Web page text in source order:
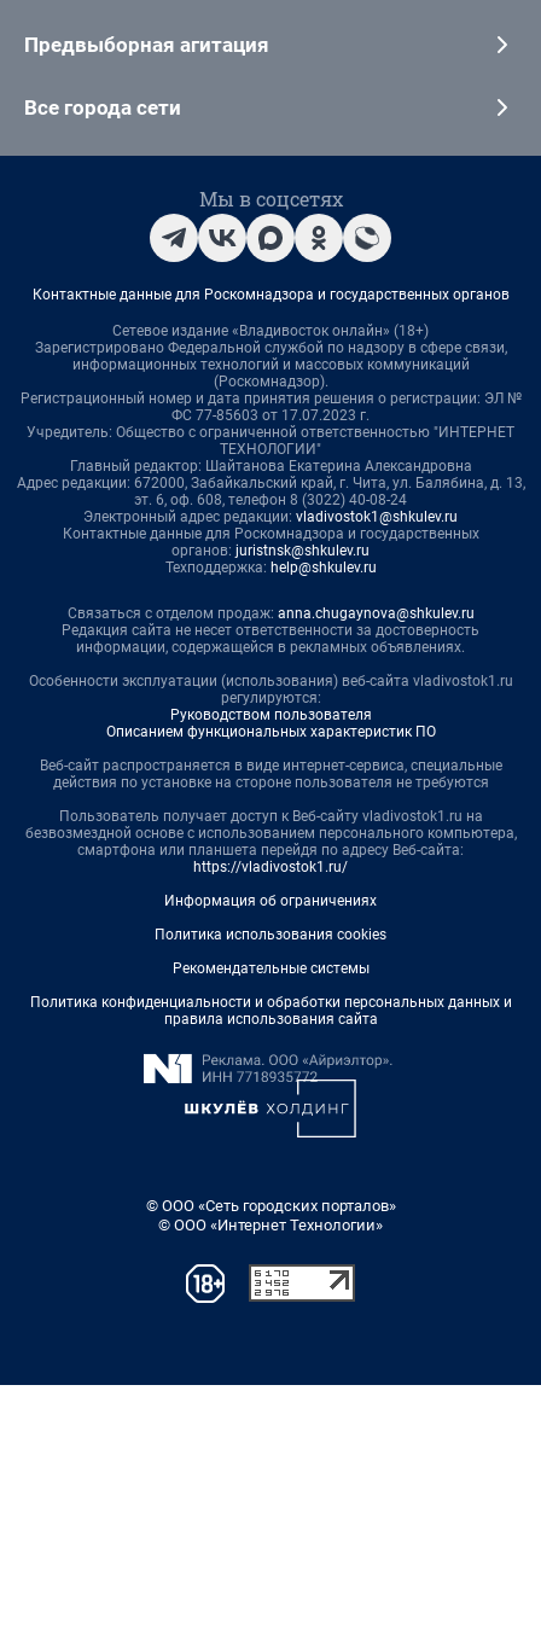
Предвыборная агитация
Все города сети
Мы в соцсетях
Контактные данные для Роскомнадзора и государственных органов
Сетевое издание «Владивосток онлайн» (18+)
Зарегистрировано Федеральной службой по надзору в сфере связи,
информационных технологий и массовых коммуникаций
(Роскомнадзор).
Регистрационный номер и дата принятия решения о регистрации: ЭЛ №
ФС 77-85603 от 17.07.2023 г.
Учредитель: Общество с ограниченной ответственностью "ИНТЕРНЕТ
ТЕХНОЛОГИИ"
Главный редактор: Шайтанова Екатерина Александровна
Адрес редакции: 672000, Забайкальский край, г. Чита, ул. Балябина, д. 13,
эт. 6, оф. 608, телефон 8 (3022) 40-08-24
Электронный адрес редакции: vladivostok1@shkulev.ru
Контактные данные для Роскомнадзора и государственных
органов: juristnsk@shkulev.ru
Техподдержка: help@shkulev.ru
Связаться с отделом продаж: anna.chugaynova@shkulev.ru
Редакция сайта не несет ответственности за достоверность
информации, содержащейся в рекламных объявлениях.
Особенности эксплуатации (использования) веб-сайта vladivostok1.ru
регулируются:
Руководством пользователя
Описанием функциональных характеристик ПО
Веб-сайт распространяется в виде интернет-сервиса, специальные
действия по установке на стороне пользователя не требуются
Пользователь получает доступ к Веб-сайту vladivostok1.ru на
безвозмездной основе с использованием персонального компьютера,
смартфона или планшета перейдя по адресу Веб-сайта:
https://vladivostok1.ru/
Информация об ограничениях
Политика использования cookies
Рекомендательные системы
Политика конфиденциальности и обработки персональных данных и
правила использования сайта
© ООО «Сеть городских порталов»
© ООО «Интернет Технологии»